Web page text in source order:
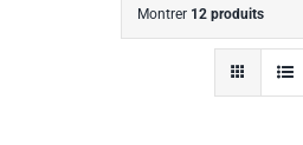
Montrer 12 produits